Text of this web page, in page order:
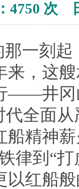
4750 次
一刻
来，这
——井冈
代全面
船精神
律到“
以红船